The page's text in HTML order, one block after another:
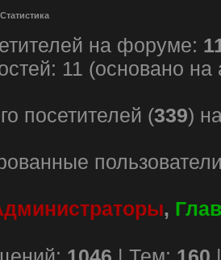
на форуме:
11 (основано
посетителей (339)
,